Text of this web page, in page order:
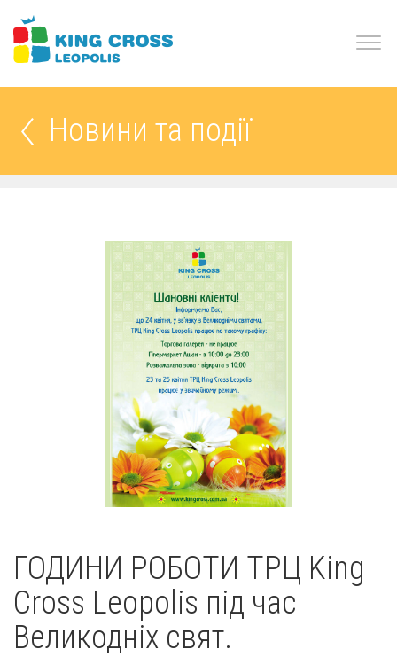
Новини та події
ГОДИНИ РОБОТИ ТРЦ King
Cross Leopolis під час
Великодніх свят.